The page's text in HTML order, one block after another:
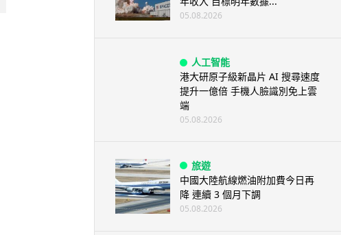
05.08.2026
人工智能
港大研原子級新晶片 AI 搜尋速度
提升一億倍 手機人臉識別免上雲
端
05.08.2026
旅遊
中國大陸航線燃油附加費今日再
降 連續 3 個月下調
05.08.2026